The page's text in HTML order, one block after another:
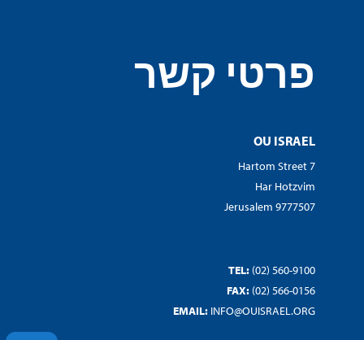
פרטי קשר
OU ISRAEL
7 Hartom Street
Har Hotzvim
Jerusalem 9777507
TEL: (02) 560-9100
FAX: (02) 566-0156
EMAIL: INFO@OUISRAEL.ORG